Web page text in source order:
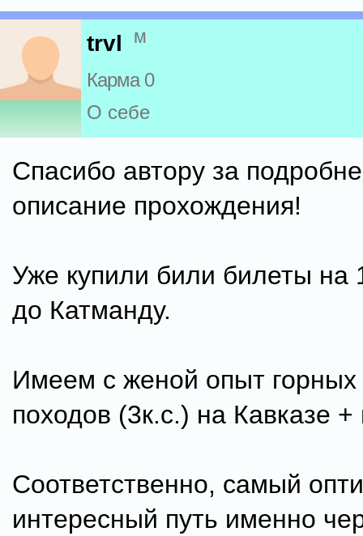
trvl м
Карма 0
О себе
Спасибо автору за
описание прохождения!
Уже купили били билеты на
до Катманду.
Имеем с женой опыт горных
походов (3к.с.) на Кавказе
Соответственно, самый
интересный путь именно